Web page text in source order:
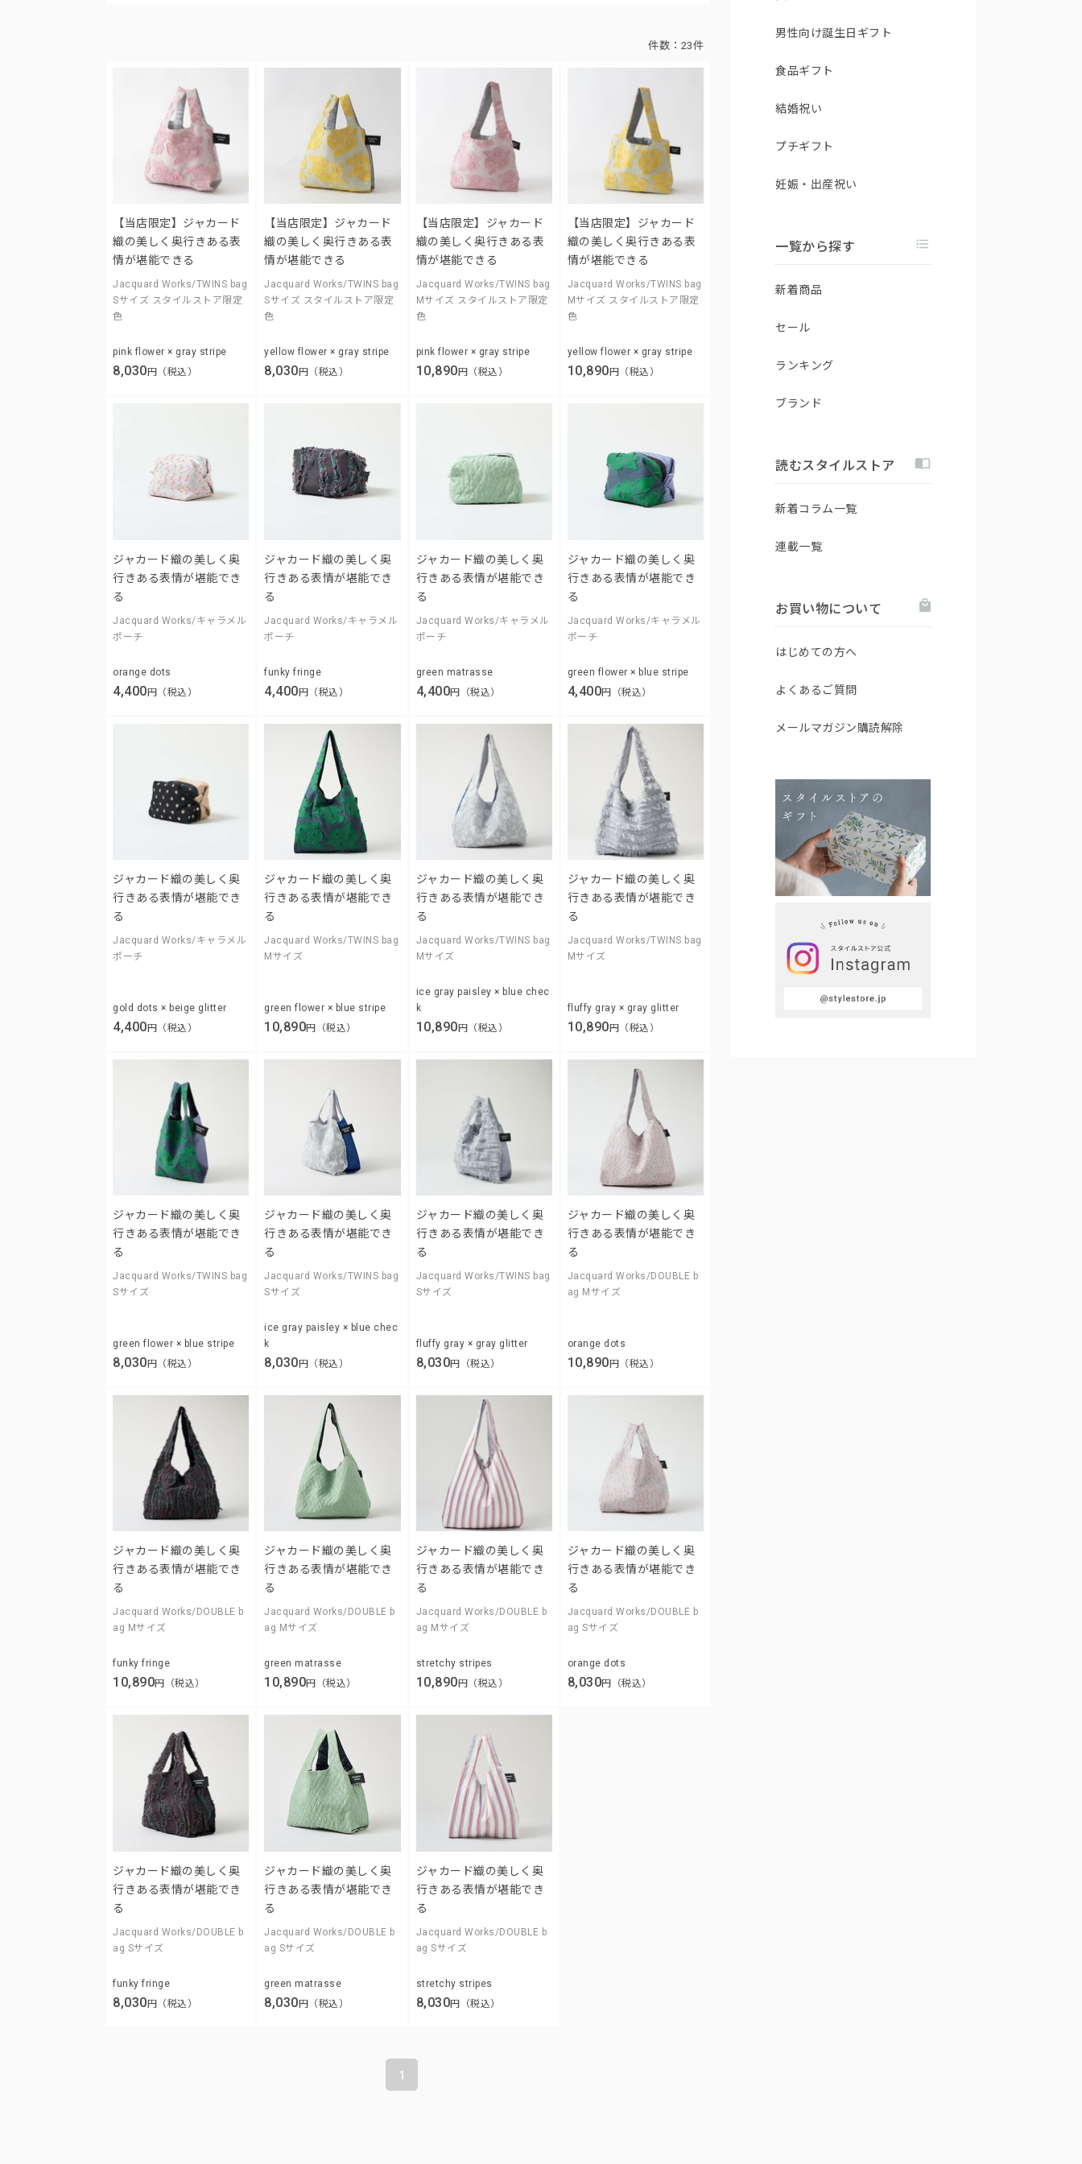
件数： 23件
【当店限定】ジャカード
織の美しく奥行きある表
情が堪能できる
Jacquard Works/TWINS bag
Sサイズ スタイルストア限定
色
pink flower × gray stripe
8,030 円（税込）
【当店限定】ジャカード
織の美しく奥行きある表
情が堪能できる
Jacquard Works/TWINS bag
Sサイズ スタイルストア限定
色
yellow flower × gray stripe
8,030 円（税込）
【当店限定】ジャカード
織の美しく奥行きある表
情が堪能できる
Jacquard Works/TWINS bag
Mサイズ スタイルストア限定
色
pink flower × gray stripe
10,890 円（税込）
【当店限定】ジャカード
織の美しく奥行きある表
情が堪能できる
Jacquard Works/TWINS bag
Mサイズ スタイルストア限定
色
yellow flower × gray stripe
10,890 円（税込）
ジャカード織の美しく奥
行きある表情が堪能でき
る
Jacquard Works/キャラメル
ポーチ
orange dots
4,400円（税込）
ジャカード織の美しく奥
行きある表情が堪能でき
る
Jacquard Works/キャラメル
ポーチ
funky fringe
4,400円（税込）
ジャカード織の美しく奥
行きある表情が堪能でき
る
Jacquard Works/キャラメル
ポーチ
green matrasse
4,400円（税込）
ジャカード織の美しく奥
行きある表情が堪能でき
る
Jacquard Works/キャラメル
ポーチ
green flower × blue stripe
4,400円（税込）
ジャカード織の美しく奥
行きある表情が堪能でき
る
Jacquard Works/キャラメル
ポーチ
gold dots × beige glitter
4,400円（税込）
ジャカード織の美しく奥
行きある表情が堪能でき
る
Jacquard Works/TWINS bag
Mサイズ
green flower × blue stripe
10,890円（税込）
ジャカード織の美しく奥
行きある表情が堪能でき
る
Jacquard Works/TWINS bag
Mサイズ
ice gray paisley × blue chec
k
10,890円（税込）
ジャカード織の美しく奥
行きある表情が堪能でき
る
Jacquard Works/TWINS bag
Mサイズ
fluffy gray × gray glitter
10,890円（税込）
ジャカード織の美しく奥
行きある表情が堪能でき
る
Jacquard Works/TWINS bag
Sサイズ
green flower × blue stripe
8,030 円（税込）
ジャカード織の美しく奥
行きある表情が堪能でき
る
Jacquard Works/TWINS bag
Sサイズ
ice gray paisley × blue chec
k
8,030 円（税込）
ジャカード織の美しく奥
行きある表情が堪能でき
る
Jacquard Works/TWINS bag
Sサイズ
fluffy gray × gray glitter
8,030円（税込）
ジャカード織の美しく奥
行きある表情が堪能でき
る
Jacquard Works/DOUBLE b
ag Mサイズ
orange dots
10,890 円（税込）
ジャカード織の美しく奥
行きある表情が堪能でき
る
Jacquard Works/DOUBLE b
ag Mサイズ
funky fringe
10,890円（税込）
ジャカード織の美しく奥
行きある表情が堪能でき
る
Jacquard Works/DOUBLE b
ag Mサイズ
green matrasse
10,890円（税込）
ジャカード織の美しく奥
行きある表情が堪能でき
る
Jacquard Works/DOUBLE b
ag Mサイズ
stretchy stripes
10,890 円（税込）
ジャカード織の美しく奥
行きある表情が堪能でき
る
Jacquard Works/DOUBLE b
ag Sサイズ
orange dots
8,030円（税込）
ジャカード織の美しく奥
行きある表情が堪能でき
る
Jacquard Works/DOUBLE b
ag Sサイズ
funky fringe
8,030円（税込）
ジャカード織の美しく奥
行きある表情が堪能でき
る
Jacquard Works/DOUBLE b
ag Sサイズ
green matrasse
8,030円（税込）
ジャカード織の美しく奥
行きある表情が堪能でき
る
Jacquard Works/DOUBLE b
ag Sサイズ
stretchy stripes
8,030円（税込）
1
男性向け誕生日ギフト
食品ギフト
結婚祝い
プチギフト
妊娠・出産祝い
一覧から探す
新着商品
セール
ランキング
ブランド
読むスタイルストア
新着コラム一覧
連載一覧
お買い物について
はじめての方へ
よくあるご質問
メールマガジン購読解除